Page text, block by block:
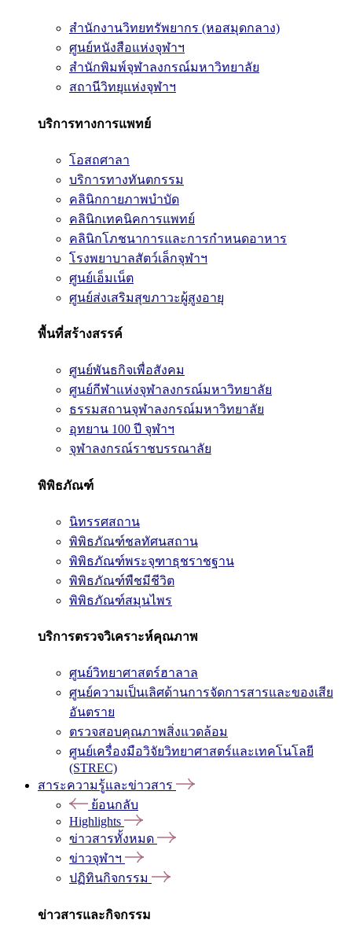
สำนักงานวิทยทรัพยากร (หอสมุดกลาง)
ศูนย์หนังสือแห่งจุฬาฯ
สำนักพิมพ์จุฬาลงกรณ์มหาวิทยาลัย
สถานีวิทยุแห่งจุฬาฯ
บริการทางการแพทย์
โอสถศาลา
บริการทางทันตกรรม
คลินิกกายภาพบำบัด
คลินิกเทคนิคการแพทย์
คลินิกโภชนาการและการกำหนดอาหาร
โรงพยาบาลสัตว์เล็กจุฬาฯ
ศูนย์เอ็มเน็ต
ศูนย์ส่งเสริมสุขภาวะผู้สูงอายุ
พื้นที่สร้างสรรค์
ศูนย์พันธกิจเพื่อสังคม
ศูนย์กีฬาแห่งจุฬาลงกรณ์มหาวิทยาลัย
ธรรมสถานจุฬาลงกรณ์มหาวิทยาลัย
อุทยาน 100 ปี จุฬาฯ
จุฬาลงกรณ์ราชบรรณาลัย
พิพิธภัณฑ์
นิทรรศสถาน
พิพิธภัณฑ์ชลทัศนสถาน
พิพิธภัณฑ์พระจุฑาธุชราชฐาน
พิพิธภัณฑ์พืชมีชีวิต
พิพิธภัณฑ์สมุนไพร
บริการตรวจวิเคราะห์คุณภาพ
ศูนย์วิทยาศาสตร์ฮาลาล
ศูนย์ความเป็นเลิศด้านการจัดการสารและของเสีย
อันตราย
ตรวจสอบคุณภาพสิ่งแวดล้อม
ศูนย์เครื่องมือวิจัยวิทยาศาสตร์และเทคโนโลยี
(STREC)
สาระความรู้และข่าวสาร
ย้อนกลับ
Highlights
ข่าวสารทั้งหมด
ข่าวจุฬาฯ
ปฏิทินกิจกรรม
ข่าวสารและกิจกรรม